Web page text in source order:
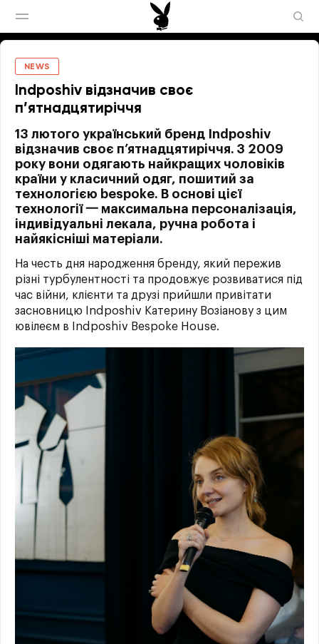
NEWS
Indposhiv відзначив своє
п’ятнадцятиріччя
13 лютого український бренд Indposhiv
відзначив своє п’ятнадцятиріччя. З 2009
року вони одягають найкращих чоловіків
країни у класичний одяг, пошитий за
технологією bespoke. В основі цієї
технології 一 максимальна персоналізація,
індивідуальні лекала, ручна робота і
найякісніші матеріали.
На честь дня народження бренду, який пережив
різні турбулентності та продовжує розвиватися під
час війни, клієнти та друзі прийшли привітати
засновницю Indposhiv Катерину Возіанову з цим
ювілеєм в Indposhiv Bespoke House.